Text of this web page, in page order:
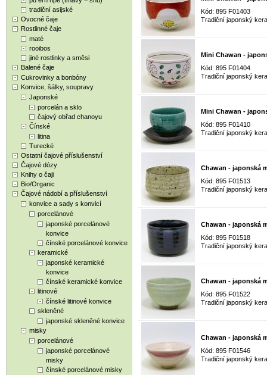
tradiční asijské
Ovocné čaje
Rostlinné čaje
maté
rooibos
jiné rostlinky a směsi
Balené čaje
Cukrovinky a bonbóny
Konvice, šálky, soupravy
Japonské
porcelán a sklo
čajový obřad chanoyu
Čínské
litina
Turecké
Ostatní čajové příslušenství
Čajové dózy
Knihy o čaji
Bio/Organic
Čajové nádobí a příslušenství
konvice a sady s konvicí
porcelánové
japonské porcelánové
konvice
čínské porcelánové konvice
keramické
japonské keramické
konvice
čínské keramické konvice
litinové
čínské litinové konvice
skleněné
japonské skleněné konvice
misky
porcelánové
japonské porcelánové
misky
čínské porcelánové misky
Kód: 895 F01403
Tradiční japonský
Mini Chawan -
Kód: 895 F01404
Tradiční japonský
Mini Chawan -
Kód: 895 F01410
Tradiční japonský
Chawan - japonská
Kód: 895 F01513
Tradiční japonský
Chawan - japonská
Kód: 895 F01518
Tradiční japonský
Chawan - japonská
Kód: 895 F01522
Tradiční japonský
Chawan - japonská
Kód: 895 F01546
Tradiční japonský